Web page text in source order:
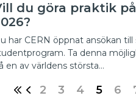
du göra praktik
har CERN öppnat ansökan till
Ta denna
en av världens största…
2 3 4 5 6